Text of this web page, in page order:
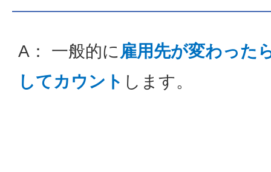
A： 一般的に 雇用先が変わった
してカウント します。